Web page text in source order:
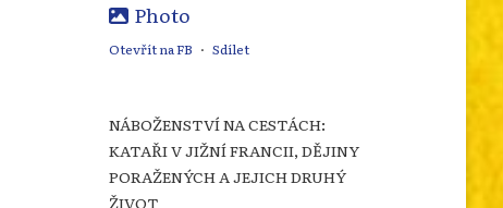
Photo
Otevřít na FB · Sdílet
NÁBOŽENSTVÍ NA CESTÁCH:
KATAŘI V JIŽNÍ FRANCII, DĚJINY
PORAŽENÝCH A JEJICH DRUHÝ
ŽIVOT